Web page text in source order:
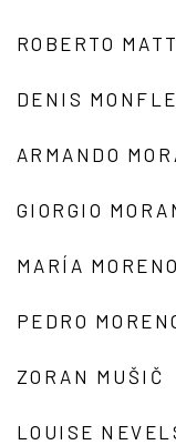
ROBERTO
DENIS
ARMANDO
GIORGIO
MARÍA MORENO
PEDRO
ZORAN MUŠIČ
LOUISE